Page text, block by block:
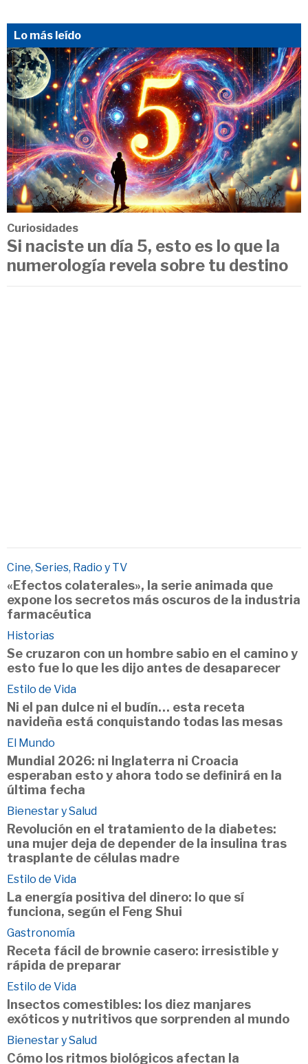
Lo más leído
Curiosidades
Si naciste un día 5, esto es lo que la
numerología revela sobre tu destino
Cine, Series, Radio y TV
«Efectos colaterales», la serie animada que
expone los secretos más oscuros de la industria
farmacéutica
Historias
Se cruzaron con un hombre sabio en el camino y
esto fue lo que les dijo antes de desaparecer
Estilo de Vida
Ni el pan dulce ni el budín… esta receta
navideña está conquistando todas las mesas
El Mundo
Mundial 2026: ni Inglaterra ni Croacia
esperaban esto y ahora todo se definirá en la
última fecha
Bienestar y Salud
Revolución en el tratamiento de la diabetes:
una mujer deja de depender de la insulina tras
trasplante de células madre
Estilo de Vida
La energía positiva del dinero: lo que sí
funciona, según el Feng Shui
Gastronomía
Receta fácil de brownie casero: irresistible y
rápida de preparar
Estilo de Vida
Insectos comestibles: los diez manjares
exóticos y nutritivos que sorprenden al mundo
Bienestar y Salud
Cómo los ritmos biológicos afectan la